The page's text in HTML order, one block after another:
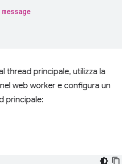
thread principale, utilizza la
nel web worker e configura un
principale: